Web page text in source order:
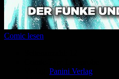
Comic lesen
Panini Verlag